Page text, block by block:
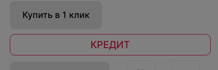
Купить в 1 клик
КРЕДИТ